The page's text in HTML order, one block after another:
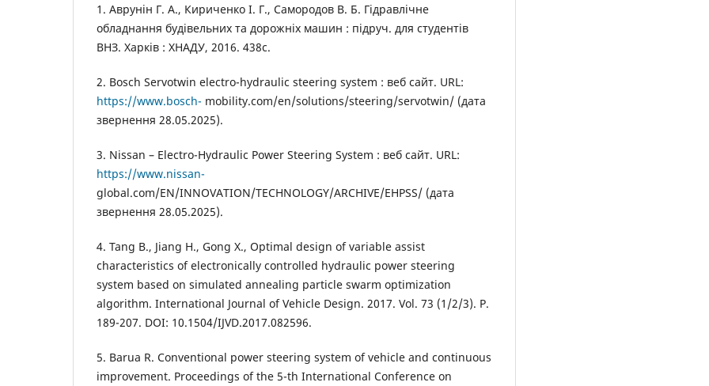
1. Аврунін Г. А., Кириченко І. Г., Самородов В. Б. Гідравлічне
обладнання будівельних та дорожніх машин : підруч. для студентів
ВНЗ. Харків : ХНАДУ, 2016. 438с.
2. Bosch Servotwin electro-hydraulic steering system : веб сайт. URL:
https://www.bosch- mobility.com/en/solutions/steering/servotwin/ (дата
звернення 28.05.2025).
3. Nissan – Electro-Hydraulic Power Steering System : веб сайт. URL:
https://www.nissan-
global.com/EN/INNOVATION/TECHNOLOGY/ARCHIVE/EHPSS/ (дата
звернення 28.05.2025).
4. Tang B., Jiang H., Gong X., Optimal design of variable assist
characteristics of electronically controlled hydraulic power steering
system based on simulated annealing particle swarm optimization
algorithm. International Journal of Vehicle Design. 2017. Vol. 73 (1/2/3). P.
189-207. DOI: 10.1504/IJVD.2017.082596.
5. Barua R. Conventional power steering system of vehicle and continuous
improvement. Proceedings of the 5-th International Conference on